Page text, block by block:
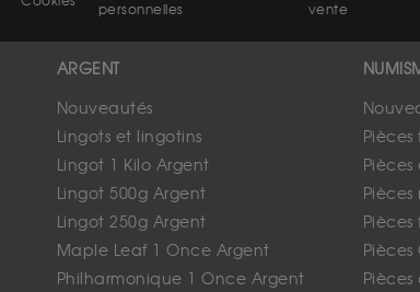
personnelles
vente
ARGENT
Nouveautés
Lingots et lingotins
Lingot 1 Kilo Argent
Lingot 500g Argent
Lingot 250g Argent
Maple Leaf 1 Once Argent
Philharmonique 1 Once Argent
Pièces
Pièces